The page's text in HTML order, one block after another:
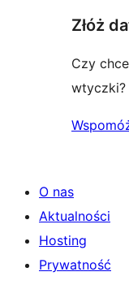
Złóż
Czy
wtyczki?
O nas
Aktualności
Hosting
Prywatność